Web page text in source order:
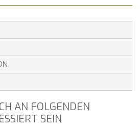
AN FOLGENDEN
SEIN